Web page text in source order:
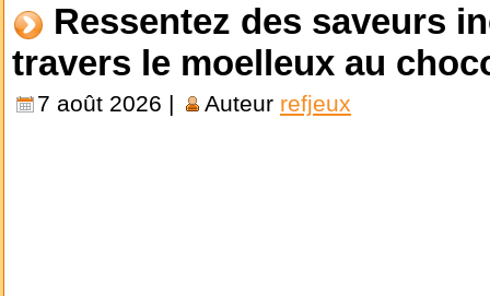
Ressentez des saveurs
travers le moelleux au
7 août 2026 | Auteur refjeux